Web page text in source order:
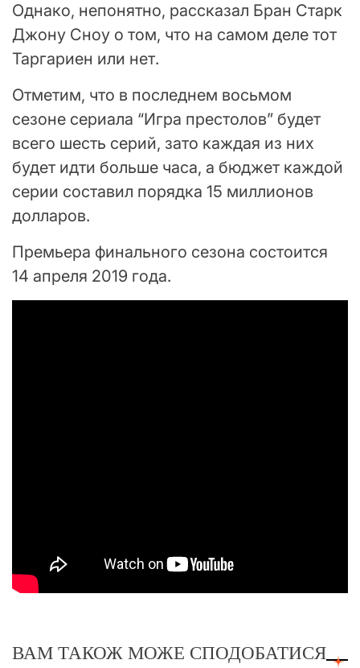
Однако, непонятно, рассказал Бран Старк
Джону Сноу о том, что на самом деле тот
Таргариен или нет.
Отметим, что в последнем восьмом
сезоне сериала “Игра престолов” будет
всего шесть серий, зато каждая из них
будет идти больше часа, а бюджет каждой
серии составил порядка 15 миллионов
долларов.
Премьера финального сезона состоится
14 апреля 2019 года.
ВАМ ТАКОЖ МОЖЕ СПОДОБАТИСЯ